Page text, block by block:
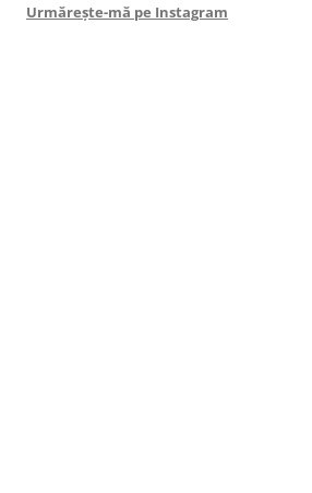
Urmărește-mă pe Instagram